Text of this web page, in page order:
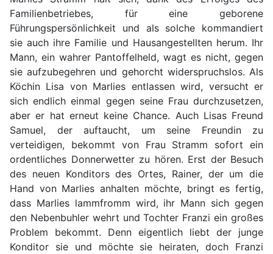
Familienbetriebes, für eine geborene
Führungspersönlichkeit und als solche kommandiert
sie auch ihre Familie und Hausangestellten herum. Ihr
Mann, ein wahrer Pantoffelheld, wagt es nicht, gegen
sie aufzubegehren und gehorcht widerspruchslos. Als
Köchin Lisa von Marlies entlassen wird, versucht er
sich endlich einmal gegen seine Frau durchzusetzen,
aber er hat erneut keine Chance. Auch Lisas Freund
Samuel, der auftaucht, um seine Freundin zu
verteidigen, bekommt von Frau Stramm sofort ein
ordentliches Donnerwetter zu hören. Erst der Besuch
des neuen Konditors des Ortes, Rainer, der um die
Hand von Marlies anhalten möchte, bringt es fertig,
dass Marlies lammfromm wird, ihr Mann sich gegen
den Nebenbuhler wehrt und Tochter Franzi ein großes
Problem bekommt. Denn eigentlich liebt der junge
Konditor sie und möchte sie heiraten, doch Franzi